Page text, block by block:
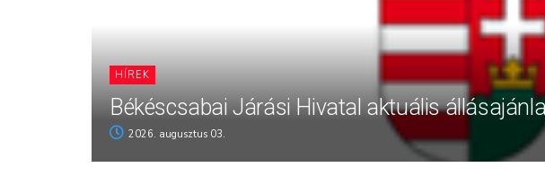
HÍREK
Békéscsabai Járási Hivatal aktuális
2026. augusztus 03.